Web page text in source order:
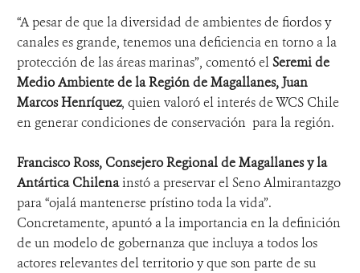
“A pesar de que la diversidad de ambientes de fiordos y
canales es grande, tenemos una deficiencia en torno a la
protección de las áreas marinas”, comentó elSeremi de
Medio Ambiente de la Región de Magallanes, Juan
Marcos Henríquez, quien valoró el interés de WCS Chile
en generar condiciones de conservación para la región.
Francisco Ross, Consejero Regional de Magallanes y la
Antártica Chilenainstó a preservar el Seno Almirantazgo
para “ojalá mantenerse prístino toda la vida”.
Concretamente, apuntó a la importancia en la definición
de un modelo de gobernanza que incluya a todos los
actores relevantes del territorio y que son parte de su